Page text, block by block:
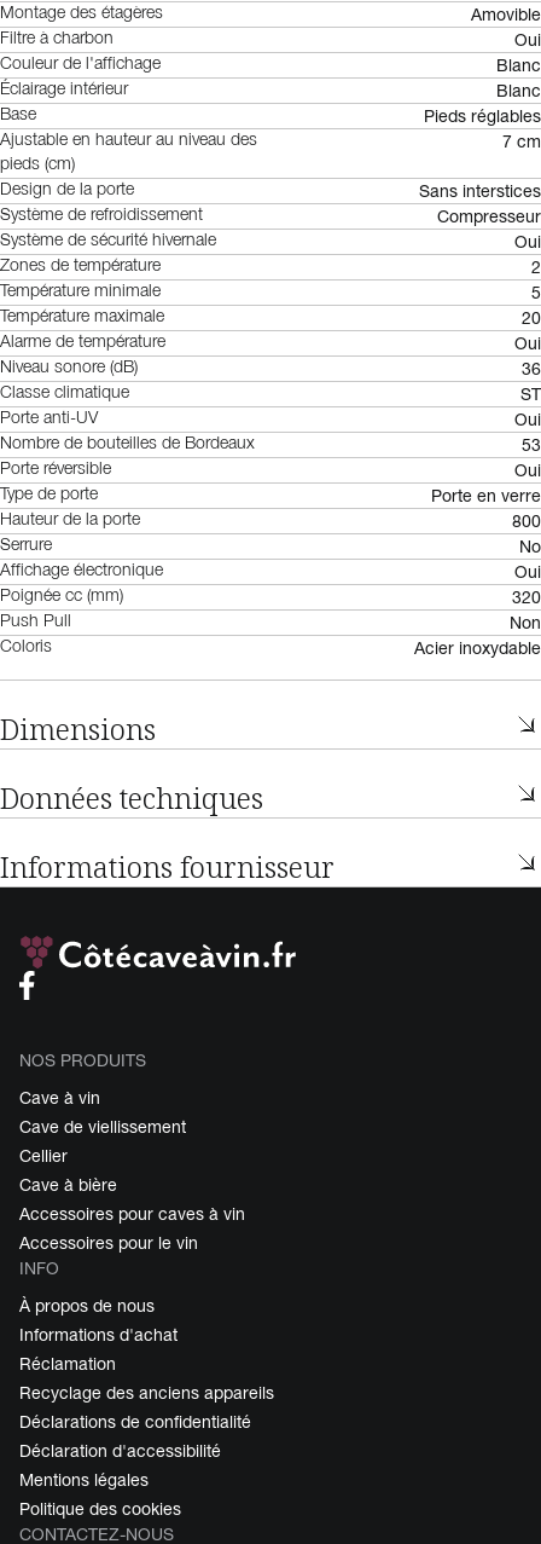
Montage des étagères Amovible
Filtre à charbon Oui
Couleur de l'affichage Blanc
Éclairage intérieur Blanc
Base Pieds réglables
Ajustable en hauteur au niveau des
pieds (cm)
7 cm
Design de la porte Sans interstices
Système de refroidissement Compresseur
Système de sécurité hivernale Oui
Zones de température 2
Température minimale 5
Température maximale 20
Alarme de température Oui
Niveau sonore (dB) 36
Classe climatique ST
Porte anti-UV Oui
Nombre de bouteilles de Bordeaux 53
Porte réversible Oui
Type de porte Porte en verre
Hauteur de la porte 800
Serrure No
Affichage électronique Oui
Poignée cc (mm) 320
Push Pull Non
Coloris Acier inoxydable
Dimensions
Données techniques
Informations fournisseur
NOS PRODUITS
Cave à vin
Cave de viellissement
Cellier
Cave à bière
Accessoires pour caves à vin
Accessoires pour le vin
INFO
À propos de nous
Informations d'achat
Réclamation
Recyclage des anciens appareils
Déclarations de confidentialité
Déclaration d'accessibilité
Mentions légales
Politique des cookies
CONTACTEZ-NOUS